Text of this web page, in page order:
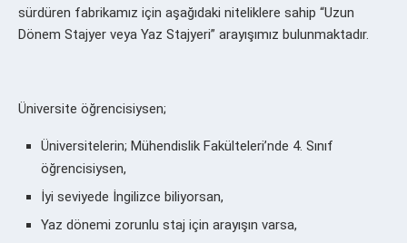
sürdüren fabrikamız için aşağıdaki niteliklere sahip “Uzun
Dönem Stajyer veya Yaz Stajyeri” arayışımız bulunmaktadır.
Üniversite öğrencisiysen;
Üniversitelerin; Mühendislik Fakülteleri’nde 4. Sınıf
öğrencisiysen,
İyi seviyede İngilizce biliyorsan,
Yaz dönemi zorunlu staj için arayışın varsa,